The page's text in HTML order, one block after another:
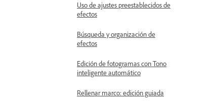
Uso de ajustes preestablecidos de
efectos
Búsqueda y organización de
efectos
Edición de fotogramas con Tono
inteligente automático
Rellenar marco: edición guiada